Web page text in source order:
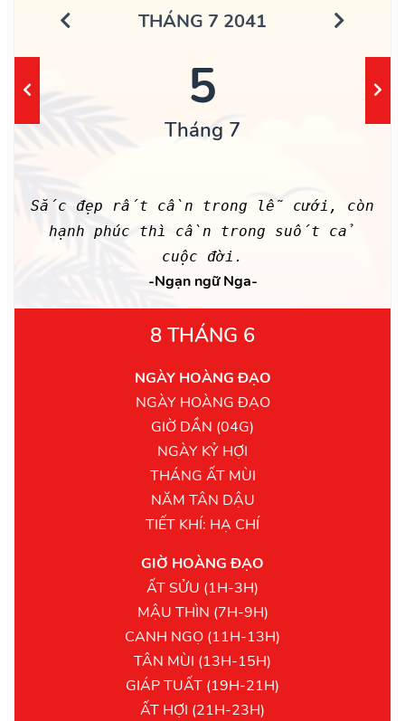
THÁNG 7 2041
5
Tháng 7
Sắc đẹp rất cần trong lễ cưới, còn
hạnh phúc thì cần trong suốt cả
cuộc đời.
-Ngạn ngữ Nga-
8 THÁNG 6
NGÀY HOÀNG ĐẠO
NGÀY HOÀNG ĐẠO
GIỜ DẦN (04G)
NGÀY KỶ HỢI
THÁNG ẤT MÙI
NĂM TÂN DẬU
TIẾT KHÍ: HẠ CHÍ
GIỜ HOÀNG ĐẠO
ẤT SỬU (1H-3H)
MẬU THÌN (7H-9H)
CANH NGỌ (11H-13H)
TÂN MÙI (13H-15H)
GIÁP TUẤT (19H-21H)
ẤT HỢI (21H-23H)